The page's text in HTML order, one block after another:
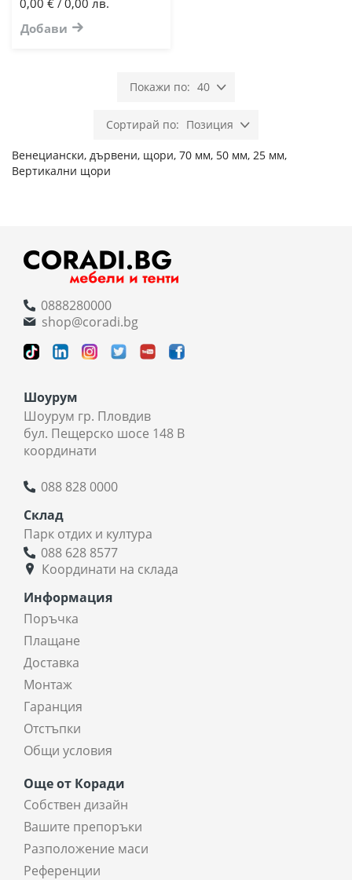
/
Добави
40
Позиция
Венециански, дървени, щори, 70 мм, 50 мм, 25 мм,
Вертикални щори
0888280000
shop@coradi.bg
Шоурум
Шоурум гр. Пловдив
бул. Пещерско шосе 148 В
координати
088 828 0000
Склад
Парк отдих и култура
088 628 8577
Координати на склада
Информация
Поръчка
Плащане
Доставка
Монтаж
Гаранция
Отстъпки
Общи условия
Още от Коради
Собствен дизайн
Вашите препоръки
Разположение маси
Референции